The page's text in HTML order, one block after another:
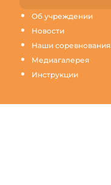
Об учреждении
Новости
Наши соревнования
Медиагалерея
Инструкции